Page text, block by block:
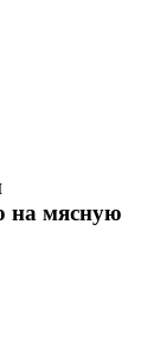
на мясную